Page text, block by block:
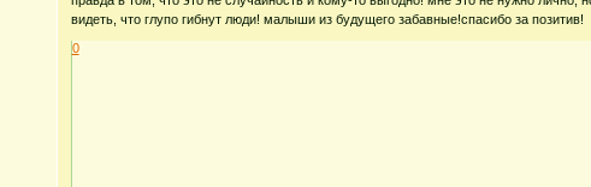
видеть, что глупо гибнут люди! малыши из будущего забавные!спасибо за позитив!
0